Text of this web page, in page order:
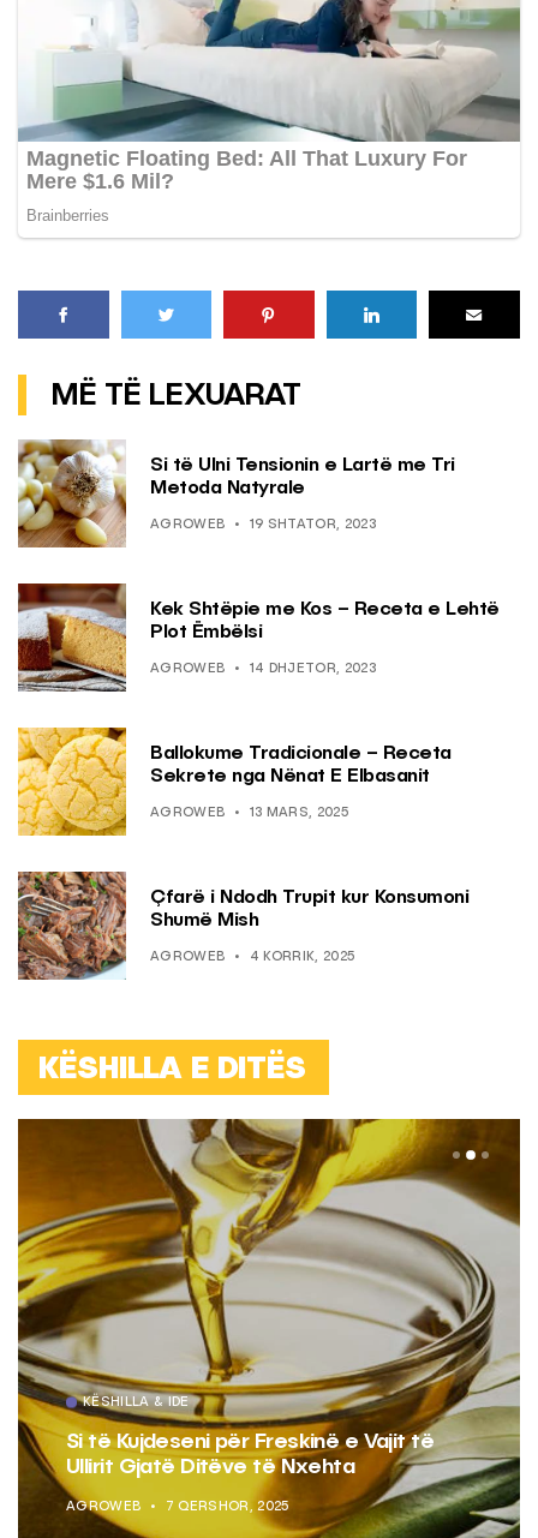
MË TË LEXUARAT
Si të Ulni Tensionin e Lartë me Tri
Metoda Natyrale
AGROWEB 19 SHTATOR, 2023
Kek Shtëpie me Kos – Receta e Lehtë
Plot Ëmbëlsi
AGROWEB 14 DHJETOR, 2023
Ballokume Tradicionale – Receta
Sekrete nga Nënat E Elbasanit
AGROWEB 13 MARS, 2025
Çfarë i Ndodh Trupit kur Konsumoni
Shumë Mish
AGROWEB 4 KORRIK, 2025
KËSHILLA E DITËS
KËSHILLA & IDE
Si të Kujdeseni për Freskinë e Vajit të
Ullirit Gjatë Ditëve të Nxehta
AGROWEB 7 QERSHOR, 2025